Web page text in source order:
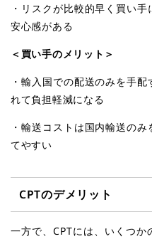
・リスクが比較的早く買い
安心感がある
＜買い手のメリット＞
・輸入国での配送のみを手
れて負担軽減になる
・輸送コストは国内輸送の
てやすい
CPTのデメリット
一方で、CPTには、いくつ